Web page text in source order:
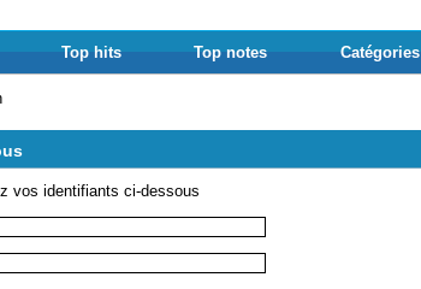
Top hits Top notes Catégories
vos identifiants ci-dessous